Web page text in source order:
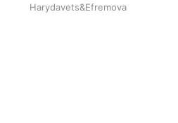
Harydavets&Efremova